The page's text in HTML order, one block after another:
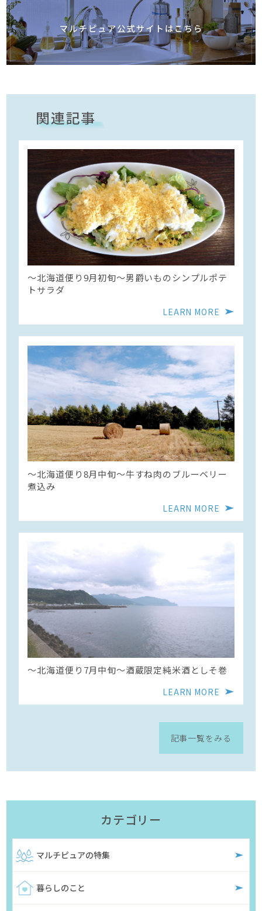
〜北海道便り9月初旬～男爵いものシンプルポテ
トサラダ
LEARN MORE
〜北海道便り8月中旬～牛すね肉のブルーベリー
煮込み
LEARN MORE
〜北海道便り7月中旬～酒蔵限定純米酒としそ巻
LEARN MORE
記事一覧をみる
カテゴリー
マルチピュアの特集
暮らしのこと